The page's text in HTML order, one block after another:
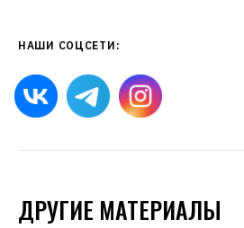
НАШИ СОЦСЕТИ:
ДРУГИЕ МАТЕРИАЛЫ